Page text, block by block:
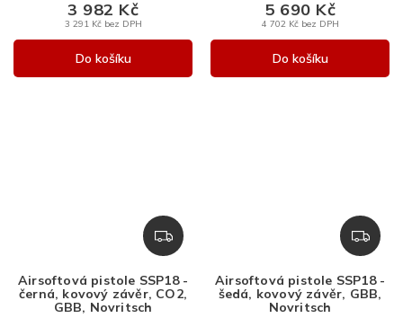
3 291 Kč bez DPH
3 982 Kč
Do košíku
4 702 Kč bez DPH
5 690 Kč
Do košíku
Z
D
R
Airsoftová pistole SSP18 -
černá, kovový závěr, CO2,
GBB, Novritsch
Z
D
R
Airsoftová pistole SSP18 -
šedá, kovový závěr, GBB,
Novritsch